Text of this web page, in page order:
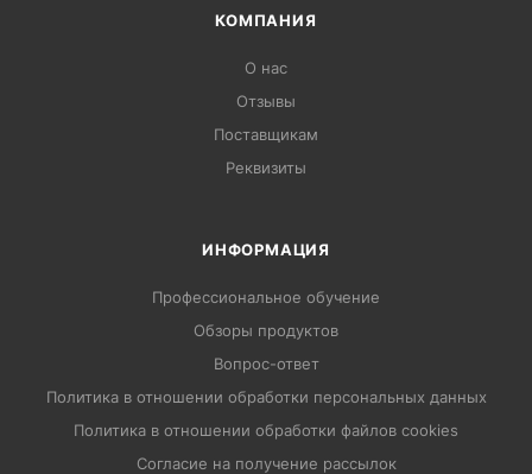
КОМПАНИЯ
О нас
Отзывы
Поставщикам
Реквизиты
ИНФОРМАЦИЯ
Профессиональное обучение
Обзоры продуктов
Вопрос-ответ
Политика в отношении обработки персональных данных
Политика в отношении обработки файлов cookies
Согласие на получение рассылок